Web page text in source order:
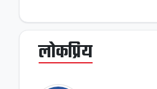
लोकप्रिय